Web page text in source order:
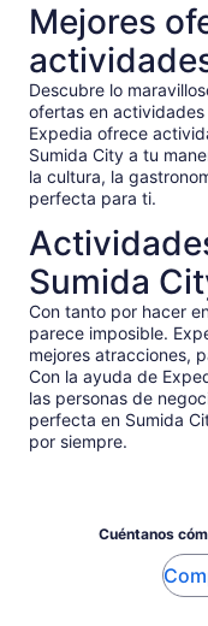
Mejores
Descubre lo
ofertas en
Expedia ofrece
Sumida City a tu
la cultura, la
perfecta para ti.
Sumida
Con tanto por hacer
parece imposible.
mejores atracciones,
Con la ayuda de
las personas de
perfecta en Sumida
por siempre.
Cuéntanos